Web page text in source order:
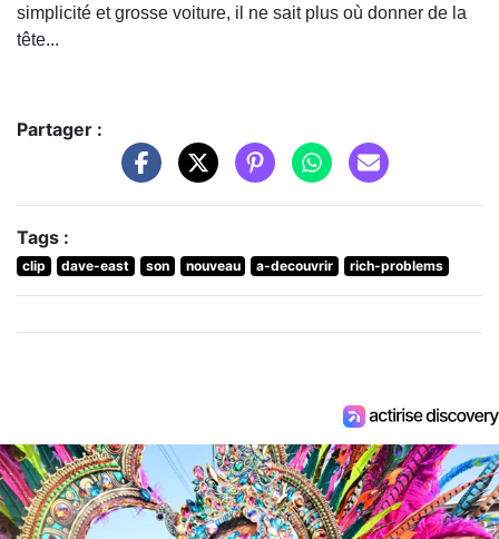
simplicité et grosse voiture, il ne sait plus où donner de la
tête...
Partager :
Tags :
clip dave-east son nouveau a-decouvrir rich-problems